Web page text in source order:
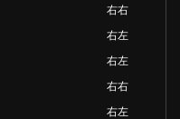
右右
右左
右左
右右
右左